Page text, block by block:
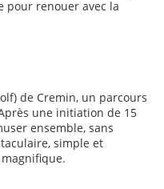
pour renouer avec la
de Cremin, un parcours
une initiation de 15
ensemble, sans
simple et